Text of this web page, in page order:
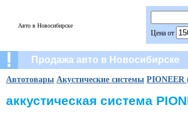
Авто в Новосибирске
Цена от
Продажа авто в Новосибирске
Автотовары Акустические системы PIONEER
аккустическая система